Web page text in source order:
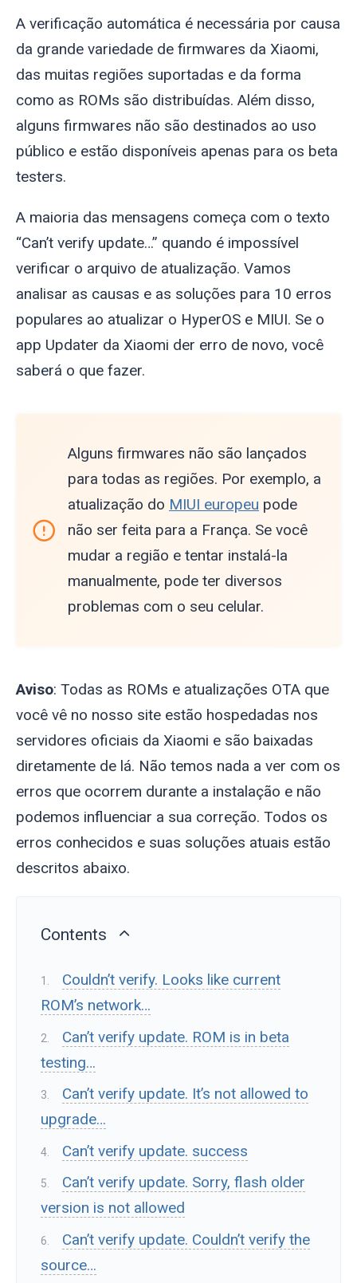
A verificação automática é necessária por causa
da grande variedade de firmwares da Xiaomi,
das muitas regiões suportadas e da forma
como as ROMs são distribuídas. Além disso,
alguns firmwares não são destinados ao uso
público e estão disponíveis apenas para os beta
testers.
A maioria das mensagens começa com o texto
“Can’t verify update…” quando é impossível
verificar o arquivo de atualização. Vamos
analisar as causas e as soluções para 10 erros
populares ao atualizar o HyperOS e MIUI. Se o
app Updater da Xiaomi der erro de novo, você
saberá o que fazer.
Alguns firmwares não são lançados
para todas as regiões. Por exemplo, a
atualização do MIUI europeu pode
não ser feita para a França. Se você
mudar a região e tentar instalá-la
manualmente, pode ter diversos
problemas com o seu celular.
Aviso: Todas as ROMs e atualizações OTA que
você vê no nosso site estão hospedadas nos
servidores oficiais da Xiaomi e são baixadas
diretamente de lá. Não temos nada a ver com os
erros que ocorrem durante a instalação e não
podemos influenciar a sua correção. Todos os
erros conhecidos e suas soluções atuais estão
descritos abaixo.
Contents
Couldn’t verify. Looks like current
ROM’s network…
Can’t verify update. ROM is in beta
testing…
Can’t verify update. It’s not allowed to
upgrade…
Can’t verify update. success
Can’t verify update. Sorry, flash older
version is not allowed
Can’t verify update. Couldn’t verify the
source…